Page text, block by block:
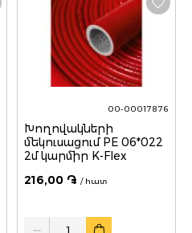
00-00017876
Խողովակների
մեկուսացում PE 06*022
2մ կարմիր K-Flex
216,00 ֏ / հատ